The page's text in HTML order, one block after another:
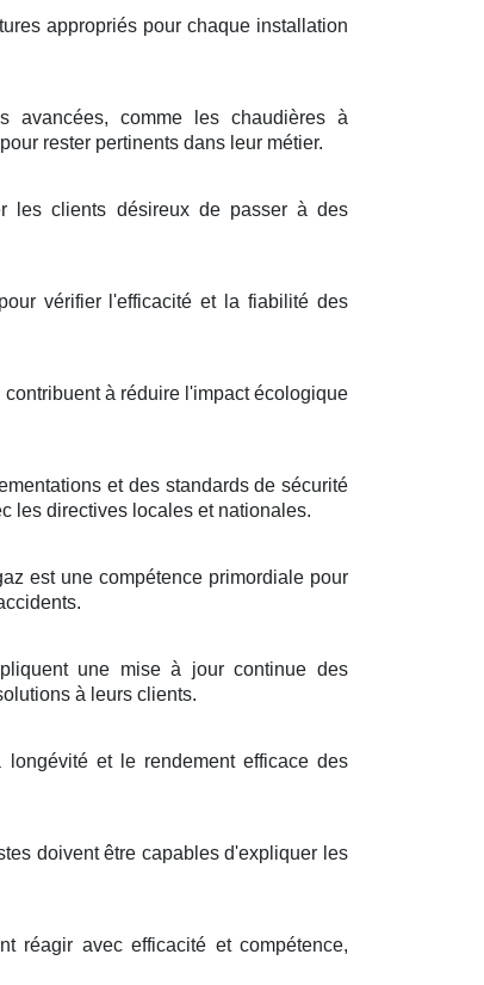
appropriés pour chaque installation
avancées, comme les chaudières à
rester pertinents dans leur métier.
les clients désireux de passer à des
vérifier l'efficacité et la fiabilité des
à réduire l'impact écologique
et des standards de sécurité
les directives locales et nationales.
est une compétence primordiale pour
une mise à jour continue des
à leurs clients.
et le rendement efficace des
doivent être capables d'expliquer les
réagir avec efficacité et compétence,